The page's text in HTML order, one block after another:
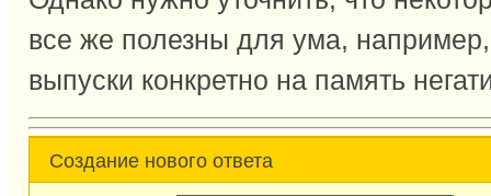
все же полезны для ума,
выпуски конкретно на память
Создание нового ответа